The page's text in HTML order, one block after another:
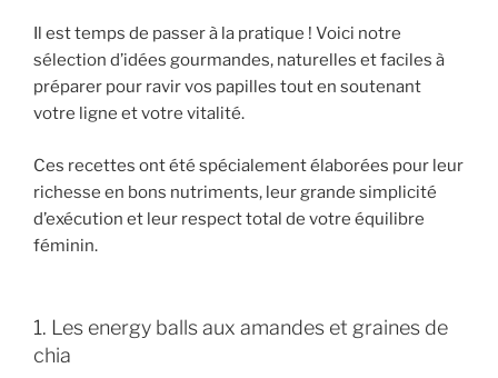
Il est temps de passer à la pratique ! Voici notre
sélection d’idées gourmandes, naturelles et faciles à
préparer pour ravir vos papilles tout en soutenant
votre ligne et votre vitalité.
Ces recettes ont été spécialement élaborées pour leur
richesse en bons nutriments, leur grande simplicité
d’exécution et leur respect total de votre équilibre
féminin.
1. Les energy balls aux amandes et graines de
chia